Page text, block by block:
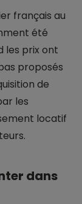
français au
été
les prix ont
proposés
de
les
locatif
dans